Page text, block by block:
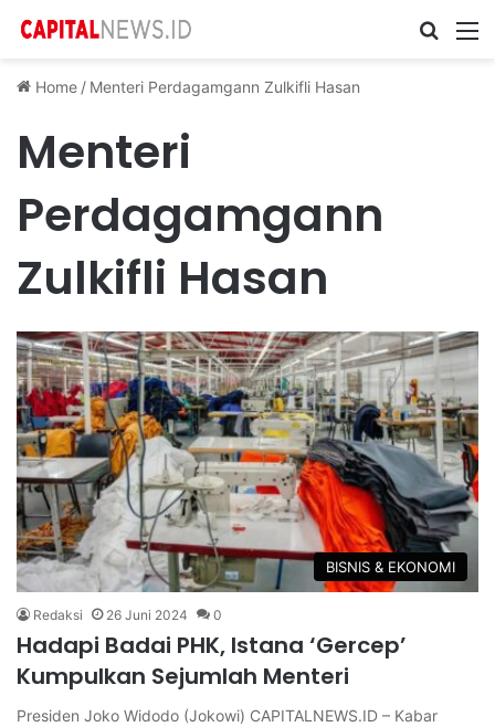
Cari ...
Home / Menteri Perdagamgann Zulkifli Hasan
Menteri
Perdagamgann
Zulkifli Hasan
BISNIS & EKONOMI
Redaksi 26 Juni 2024 0
Hadapi Badai PHK, Istana ‘Gercep’
Kumpulkan Sejumlah Menteri
Presiden Joko Widodo (Jokowi) CAPITALNEWS.ID – Kabar